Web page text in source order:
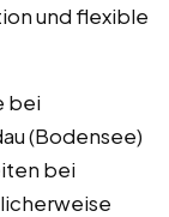
und flexible
bei
(Bodensee)
bei